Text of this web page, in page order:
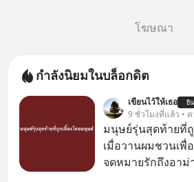
โฆษณา
กำลังนิยมในบล็อกดิต
เขียนไว้ให้เธอ ยื
9 ชั่วโมงที่แล้ว •
มนุษย์รุ่นสุดท้ายที่
เมื่อวานผมชวนเพื่
จดหมายรักถึงอาม่า หนังแต้จิ๋วที่กำ